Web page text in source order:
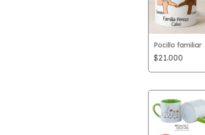
Pocillo familiar
$21.000